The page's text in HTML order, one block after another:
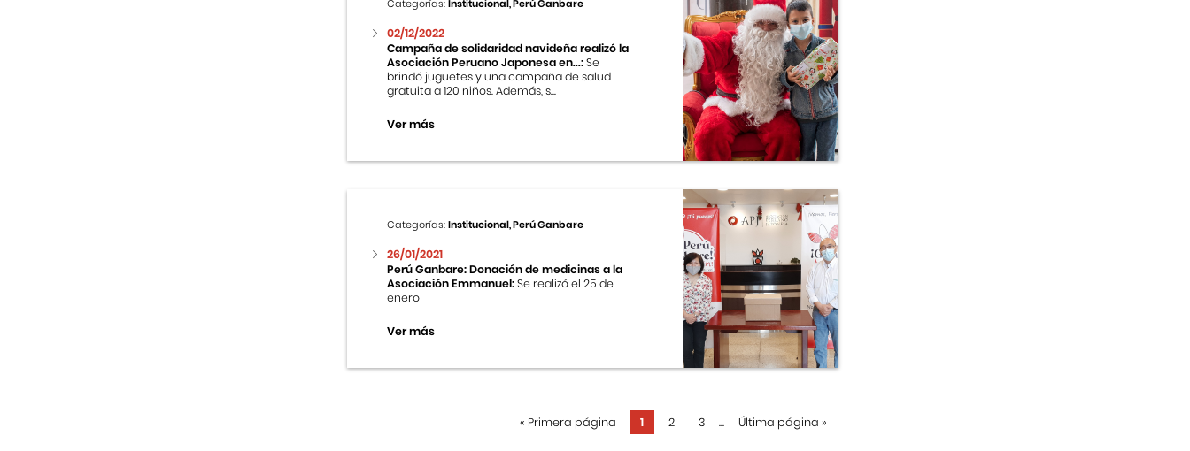
Categorías:Institucional, Perú Ganbare
02/12/2022
Campaña de solidaridad navideña realizó la
Asociación Peruano Japonesa en...:Se
brindó juguetes y una campaña de salud
gratuita a 120 niños. Además, s...
Ver más
Categorías:Institucional, Perú Ganbare
26/01/2021
Perú Ganbare: Donación de medicinas a la
Asociación Emmanuel:Se realizó el 25 de
enero
Ver más
« Primera página 1 2 3 ... Última página »